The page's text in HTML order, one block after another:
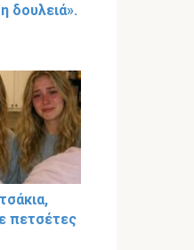
δουλειά».
πετσέτες